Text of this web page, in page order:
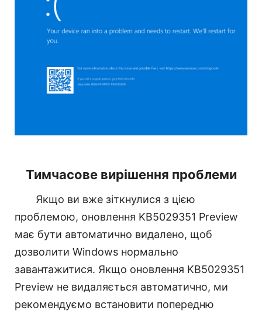
Тимчасове вирішення проблеми
Якщо ви вже зіткнулися з цією
проблемою, оновлення KB5029351 Preview
має бути автоматично видалено, щоб
дозволити Windows нормально
завантажитися. Якщо оновлення KB5029351
Preview не видаляється автоматично, ми
рекомендуємо встановити попередню